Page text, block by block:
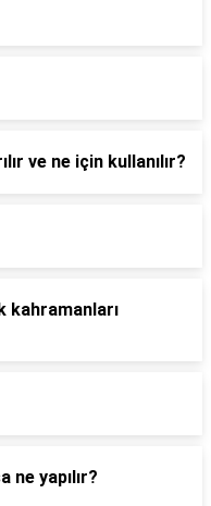
ve ne için kullanılır?
kahramanları
ne yapılır?